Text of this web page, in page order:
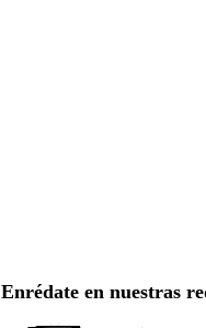
Enrédate en nuestras